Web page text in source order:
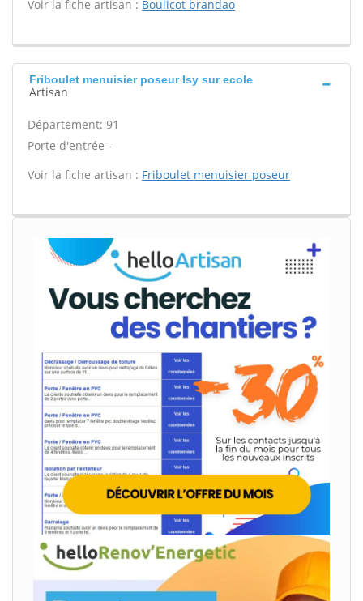
Voir la fiche artisan : Boulicot brandao
Friboulet menuisier poseur Isy sur ecole
Artisan
Département: 91
Porte d'entrée -
Voir la fiche artisan : Friboulet menuisier poseur